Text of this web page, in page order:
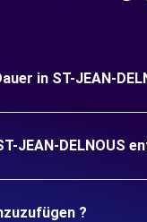
in ST-JEAN-
JEAN-DELNOUS
?